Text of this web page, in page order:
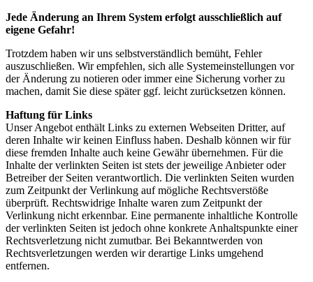
Jede Änderung an Ihrem System erfolgt ausschließlich auf
eigene Gefahr!
Trotzdem haben wir uns selbstverständlich bemüht, Fehler
auszuschließen. Wir empfehlen, sich alle Systemeinstellungen vor
der Änderung zu notieren oder immer eine Sicherung vorher zu
machen, damit Sie diese später ggf. leicht zurücksetzen können.
Haftung für Links
Unser Angebot enthält Links zu externen Webseiten Dritter, auf
deren Inhalte wir keinen Einfluss haben. Deshalb können wir für
diese fremden Inhalte auch keine Gewähr übernehmen. Für die
Inhalte der verlinkten Seiten ist stets der jeweilige Anbieter oder
Betreiber der Seiten verantwortlich. Die verlinkten Seiten wurden
zum Zeitpunkt der Verlinkung auf mögliche Rechtsverstöße
überprüft. Rechtswidrige Inhalte waren zum Zeitpunkt der
Verlinkung nicht erkennbar. Eine permanente inhaltliche Kontrolle
der verlinkten Seiten ist jedoch ohne konkrete Anhaltspunkte einer
Rechtsverletzung nicht zumutbar. Bei Bekanntwerden von
Rechtsverletzungen werden wir derartige Links umgehend
entfernen.